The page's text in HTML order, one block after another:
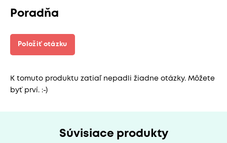
Poradňa
Položiť otázku
K tomuto produktu zatiaľ nepadli žiadne otázky. Môžete
byť prví. :-)
Súvisiace produkty